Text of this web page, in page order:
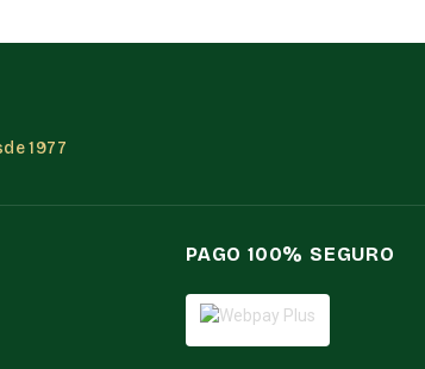
1977
PAGO 100% SEGURO